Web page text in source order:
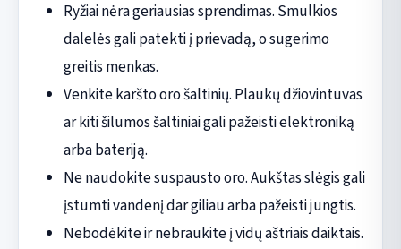
Ryžiai nėra geriausias sprendimas. Smulkios
dalelės gali patekti į prievadą, o sugerimo
greitis menkas.
Venkite karšto oro šaltinių. Plaukų džiovintuvas
ar kiti šilumos šaltiniai gali pažeisti elektroniką
arba bateriją.
Ne naudokite suspausto oro. Aukštas slėgis gali
įstumti vandenį dar giliau arba pažeisti jungtis.
Nebodėkite ir nebraukite į vidų aštriais daiktais.